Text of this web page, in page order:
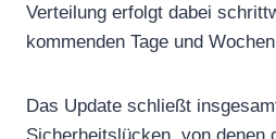
Verteilung erfolgt dabei
kommenden Tage und
Das Update schließt